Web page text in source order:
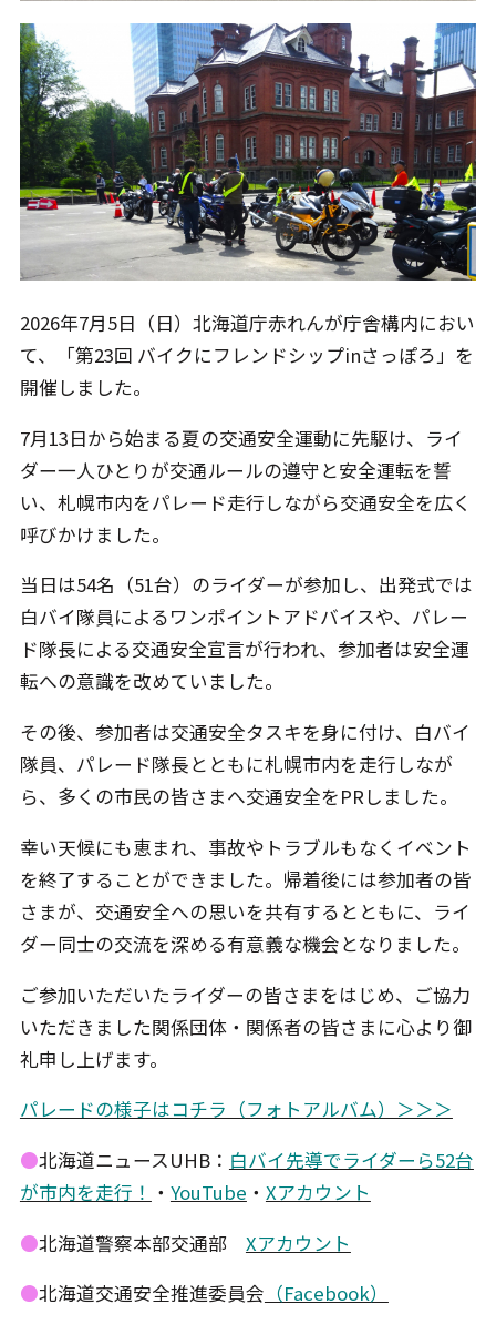
2026年7月5日（日）北海道庁赤れんが庁舎構内におい
て、「第23回 バイクにフレンドシップinさっぽろ」を
開催しました。
7月13日から始まる夏の交通安全運動に先駆け、ライ
ダー一人ひとりが交通ルールの遵守と安全運転を誓
い、札幌市内をパレード走行しながら交通安全を広く
呼びかけました。
当日は54名（51台）のライダーが参加し、出発式では
白バイ隊員によるワンポイントアドバイスや、パレー
ド隊長による交通安全宣言が行われ、参加者は安全運
転への意識を改めていました。
その後、参加者は交通安全タスキを身に付け、白バイ
隊員、パレード隊長とともに札幌市内を走行しなが
ら、多くの市民の皆さまへ交通安全をPRしました。
幸い天候にも恵まれ、事故やトラブルもなくイベント
を終了することができました。帰着後には参加者の皆
さまが、交通安全への思いを共有するとともに、ライ
ダー同士の交流を深める有意義な機会となりました。
ご参加いただいたライダーの皆さまをはじめ、ご協力
いただきました関係団体・関係者の皆さまに心より御
礼申し上げます。
パレードの様子はコチラ（フォトアルバム）＞＞＞
●北海道ニュースUHB： 白バイ先導でライダーら52台
が市内を走行！ ・ YouTube ・ Xアカウント
●北海道警察本部交通部 Xアカウント
●北海道交通安全推進委員会 （Facebook）